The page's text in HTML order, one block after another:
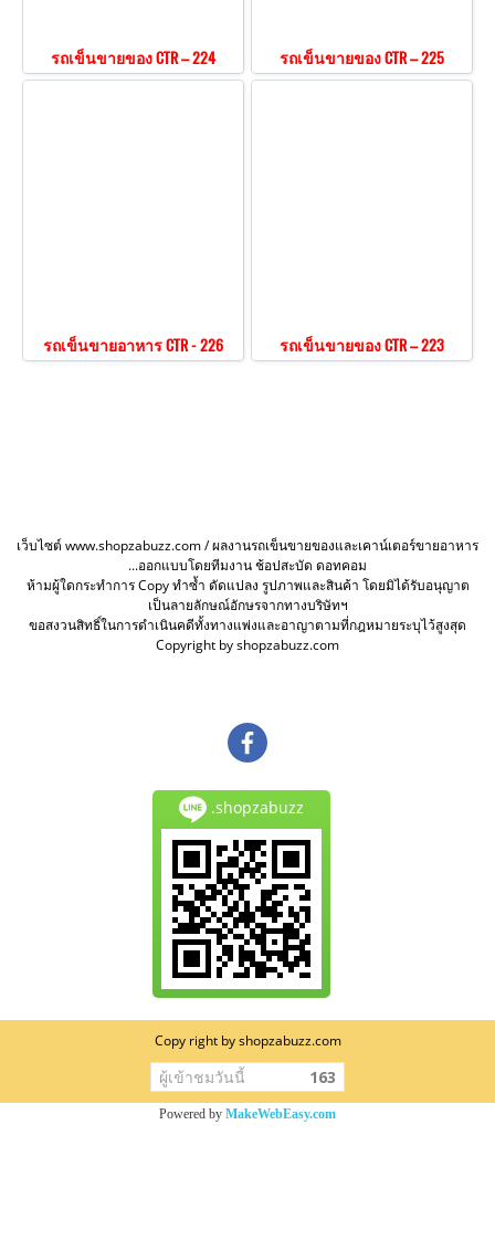
รถเข็นขายของ CTR – 224 รถเข็นขายของ CTR – 225
รถเข็นขายอาหาร CTR - 226 รถเข็นขายของ CTR – 223
เว็บไซต์ www.shopzabuzz.com / ผลงานรถเข็นขายของและเคาน์เตอร์ขายอาหาร
...ออกแบบโดยทีมงาน ช้อปสะบัด ดอทคอม
ห้ามผู้ใดกระทำการ Copy ทำซ้ำ ดัดแปลง รูปภาพและสินค้า โดยมิได้รับอนุญาต
เป็นลายลักษณ์อักษรจากทางบริษัทฯ
ขอสงวนสิทธิ์ในการดำเนินคดีทั้งทางแพ่งและอาญาตามที่กฎหมายระบุไว้สูงสุด
Copyright by shopzabuzz.com
.shopzabuzz
Copy right by shopzabuzz.com
ผู้เข้าชมวันนี้ 163
Powered by MakeWebEasy.com